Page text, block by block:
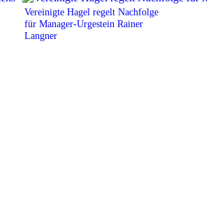
Vereinigte Hagel regelt Nachfolge
für Manager-Urgestein Rainer
Langner